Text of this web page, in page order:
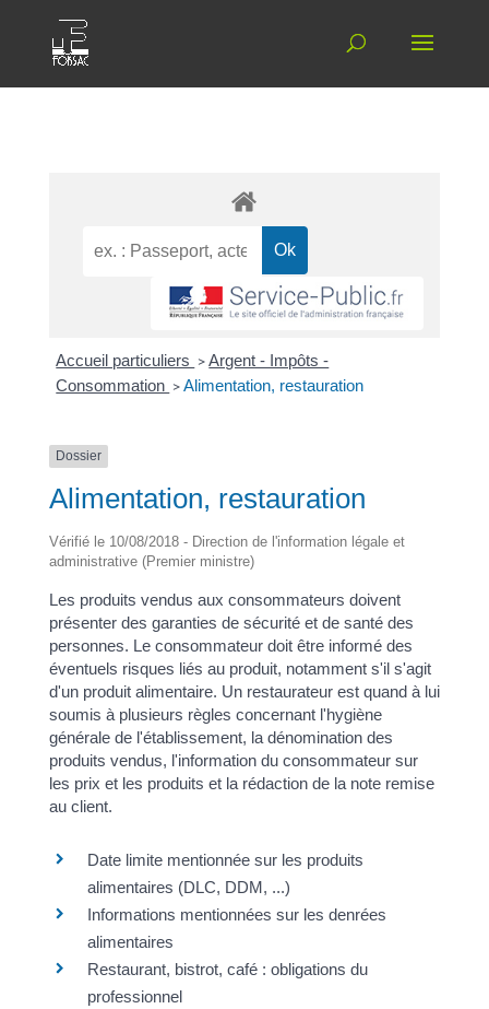
Accueil particuliers >Argent - Impôts -
Consommation >Alimentation, restauration
Dossier
Alimentation, restauration
Vérifié le 10/08/2018 - Direction de l'information légale et
administrative (Premier ministre)
Les produits vendus aux consommateurs doivent
présenter des garanties de sécurité et de santé des
personnes. Le consommateur doit être informé des
éventuels risques liés au produit, notamment s'il s'agit
d'un produit alimentaire. Un restaurateur est quand à lui
soumis à plusieurs règles concernant l'hygiène
générale de l'établissement, la dénomination des
produits vendus, l'information du consommateur sur
les prix et les produits et la rédaction de la note remise
au client.
Date limite mentionnée sur les produits
alimentaires (DLC, DDM, ...)
Informations mentionnées sur les denrées
alimentaires
Restaurant, bistrot, café : obligations du
professionnel